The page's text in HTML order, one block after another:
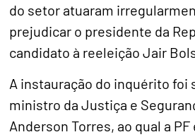
do setor atuaram
prejudicar o presidente da
candidato à reeleição Jair
A instauração do inquérito foi
ministro da Justiça e
Anderson Torres, ao qual a